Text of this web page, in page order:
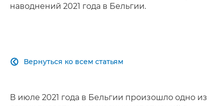
наводнений 2021 года в Бельгии.
Вернуться ко всем статьям

В июле 2021 года в Бельгии произошло одно из